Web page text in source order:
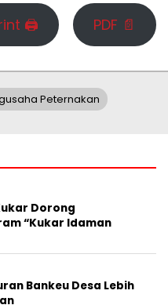
🖨 PDF 📄
Peternakan
Dorong
“Kukar Idaman
Bankeu Desa Lebih